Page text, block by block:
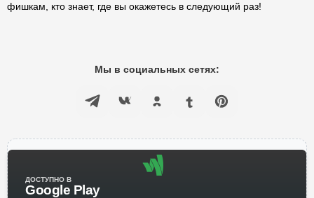
фишкам, кто знает, где вы окажетесь в следующий раз!
Мы в социальных сетях:
ДОСТУПНО В
Google Play